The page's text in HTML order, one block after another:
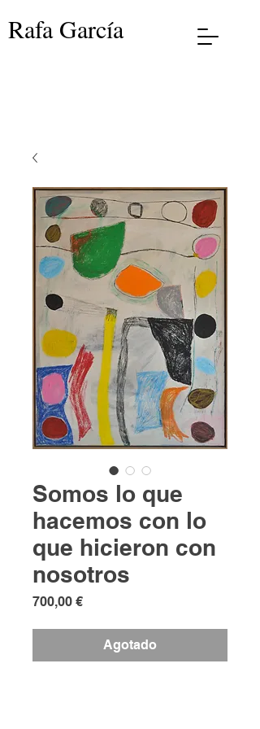
Rafa García
Somos lo que
hacemos con lo
que hicieron con
nosotros
700,00 €Precio
Agotado